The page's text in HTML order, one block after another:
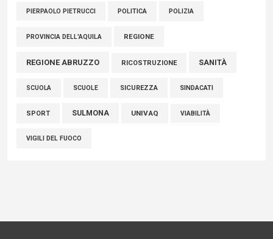
PIERPAOLO PIETRUCCI POLITICA POLIZIA
PROVINCIA DELL'AQUILA REGIONE
REGIONE ABRUZZO RICOSTRUZIONE SANITÀ
SCUOLA SCUOLE SICUREZZA SINDACATI
SPORT SULMONA UNIVAQ VIABILITÀ
VIGILI DEL FUOCO